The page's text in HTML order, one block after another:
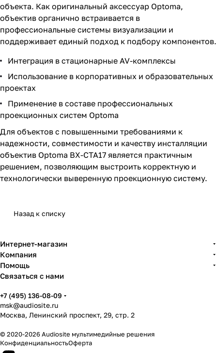
объекта. Как оригинальный аксессуар Optoma,
объектив органично встраивается в
профессиональные системы визуализации и
поддерживает единый подход к подбору компонентов.
Интеграция в стационарные AV-комплексы
Использование в корпоративных и образовательных
проектах
Применение в составе профессиональных
проекционных систем Optoma
Для объектов с повышенными требованиями к
надежности, совместимости и качеству инсталляции
объектив Optoma BX-CTA17 является практичным
решением, позволяющим выстроить корректную и
технологически выверенную проекционную систему.
Назад к списку
Интернет-магазин
Компания
Помощь
Связаться с нами
+7 (495) 136-08-09
msk@audiosite.ru
Москва, Ленинский проспект, 29, стр. 2
© 2020-2026 Audiosite мультимедийные решения
КонфиденциальностьОферта